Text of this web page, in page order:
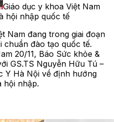
Giáo dục y khoa Việt Nam
hội nhập quốc tế
Nam đang trong giai đoạn
chuẩn đào tạo quốc tế.
20/11, Báo Sức khỏe &
GS.TS Nguyễn Hữu Tú –
Y Hà Nội về định hướng
hội nhập.